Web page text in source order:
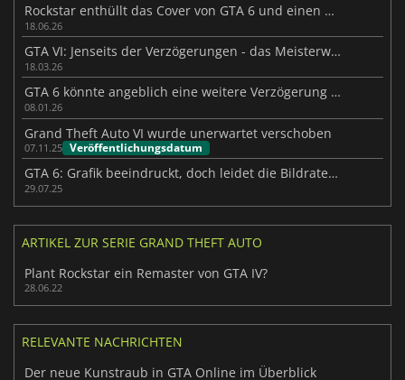
Rockstar enthüllt das Cover von GTA 6 und einen neuen Blick auf Vice City
18.06.26
GTA VI: Jenseits der Verzögerungen - das Meisterwerk ist fast da
18.03.26
GTA 6 könnte angeblich eine weitere Verzögerung erfahren
08.01.26
Grand Theft Auto VI wurde unerwartet verschoben
07.11.25 Veröffentlichungsdatum
GTA 6: Grafik beeindruckt, doch leidet die Bildrate darunter?
29.07.25
ARTIKEL ZUR SERIE GRAND THEFT AUTO
Plant Rockstar ein Remaster von GTA IV?
28.06.22
RELEVANTE NACHRICHTEN
Der neue Kunstraub in GTA Online im Überblick